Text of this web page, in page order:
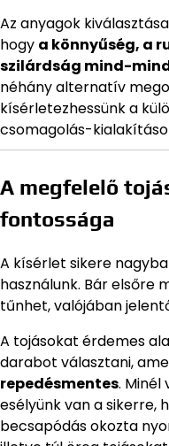
Az anyagok
hogy a könnyűség, a
szilárdság mind-
néhány alternatív
kísérletezhessünk a
csomagolás-
A megfelelő
fontossága
A kísérlet sikere
használunk. Bár elsőre
tűnhet, valójában
A tojásokat érdemes
darabot választani,
repedésmentes. Minél
esélyünk van a sikerre,
becsapódás okozta